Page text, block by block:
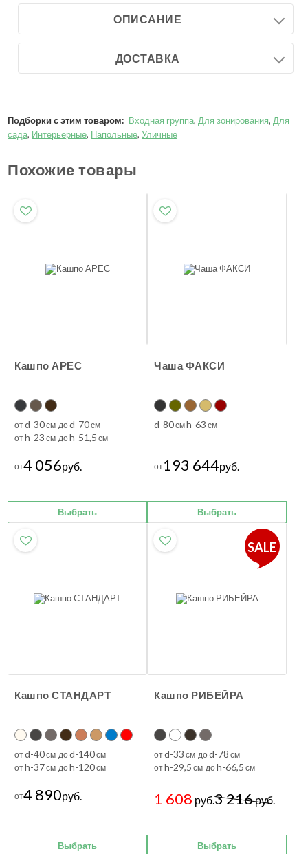
ОПИСАНИЕ
ДОСТАВКА
Подборки с этим товаром: Входная группа, Для зонирования, Для
сада, Интерьерные, Напольные, Уличные
Похожие товары
Кашпо АРЕС
отd-30см доd-70см
отh-23 см доh-51,5 см
от4 056руб.
Выбрать
Чаша ФАКСИ
d-80смh-63 см
от193 644руб.
Выбрать
Кашпо СТАНДАРТ
отd-40см доd-140см
отh-37см доh-120см
от4 890руб.
Выбрать
SALE
Кашпо РИБЕЙРА
отd-33 см доd-78 см
отh-29,5 см доh-66,5 см
1 608 руб.3 216руб.
Выбрать